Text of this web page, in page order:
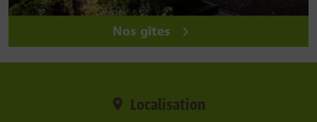
Nos gîtes
Localisation